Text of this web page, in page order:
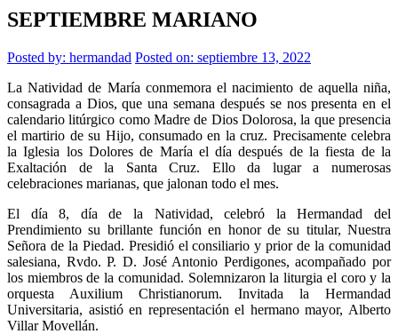
SEPTIEMBRE MARIANO
Posted by: hermandad Posted on: septiembre 13, 2022
La Natividad de María conmemora el nacimiento de aquella niña,
consagrada a Dios, que una semana después se nos presenta en el
calendario litúrgico como Madre de Dios Dolorosa, la que presencia
el martirio de su Hijo, consumado en la cruz. Precisamente celebra
la Iglesia los Dolores de María el día después de la fiesta de la
Exaltación de la Santa Cruz. Ello da lugar a numerosas
celebraciones marianas, que jalonan todo el mes.
El día 8, día de la Natividad, celebró la Hermandad del
Prendimiento su brillante función en honor de su titular, Nuestra
Señora de la Piedad. Presidió el consiliario y prior de la comunidad
salesiana, Rvdo. P. D. José Antonio Perdigones, acompañado por
los miembros de la comunidad. Solemnizaron la liturgia el coro y la
orquesta Auxilium Christianorum. Invitada la Hermandad
Universitaria, asistió en representación el hermano mayor, Alberto
Villar Movellán.